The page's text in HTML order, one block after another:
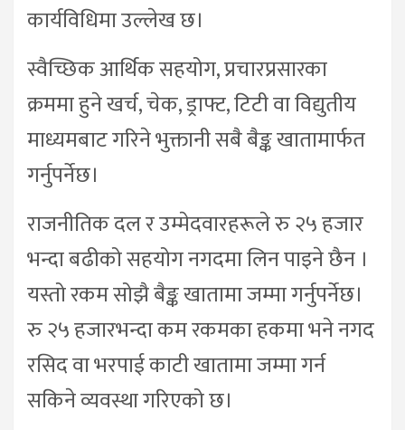
कार्यविधिमा उल्लेख छ।
स्वैच्छिक आर्थिक सहयोग, प्रचारप्रसारका
क्रममा हुने खर्च, चेक, ड्राफ्ट, टिटी वा विद्युतीय
माध्यमबाट गरिने भुक्तानी सबै बैङ्क खातामार्फत
गर्नुपर्नेछ।
राजनीतिक दल र उम्मेदवारहरूले रु २५ हजार
भन्दा बढीको सहयोग नगदमा लिन पाइने छैन ।
यस्तो रकम सोझै बैङ्क खातामा जम्मा गर्नुपर्नेछ।
रु २५ हजारभन्दा कम रकमका हकमा भने नगद
रसिद वा भरपाई काटी खातामा जम्मा गर्न
सकिने व्यवस्था गरिएको छ।